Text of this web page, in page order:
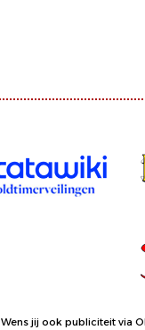
Wens jij ook publiciteit via